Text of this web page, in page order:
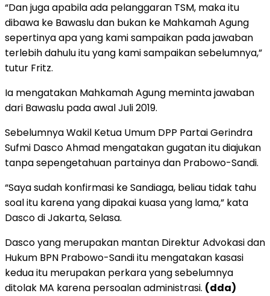
“Dan juga apabila ada pelanggaran TSM, maka itu
dibawa ke Bawaslu dan bukan ke Mahkamah Agung
sepertinya apa yang kami sampaikan pada jawaban
terlebih dahulu itu yang kami sampaikan sebelumnya,”
tutur Fritz.
Ia mengatakan Mahkamah Agung meminta jawaban
dari Bawaslu pada awal Juli 2019.
Sebelumnya Wakil Ketua Umum DPP Partai Gerindra
Sufmi Dasco Ahmad mengatakan gugatan itu diajukan
tanpa sepengetahuan partainya dan Prabowo-Sandi.
“Saya sudah konfirmasi ke Sandiaga, beliau tidak tahu
soal itu karena yang dipakai kuasa yang lama,” kata
Dasco di Jakarta, Selasa.
Dasco yang merupakan mantan Direktur Advokasi dan
Hukum BPN Prabowo-Sandi itu mengatakan kasasi
kedua itu merupakan perkara yang sebelumnya
ditolak MA karena persoalan administrasi. (dda)